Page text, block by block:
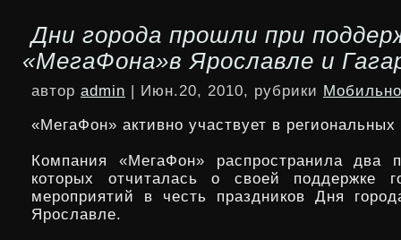
Cell
Phone
Sanitizer
для
тех,
кто
Дни города прошли при
«МегаФона»в Ярославле и
автор admin | Июн.20, 2010, рубрики
«МегаФон» активно участвует в
Компания «МегаФон» распространила два
которых отчиталась о своей поддержке
мероприятий в честь праздников Дня
Ярославле.